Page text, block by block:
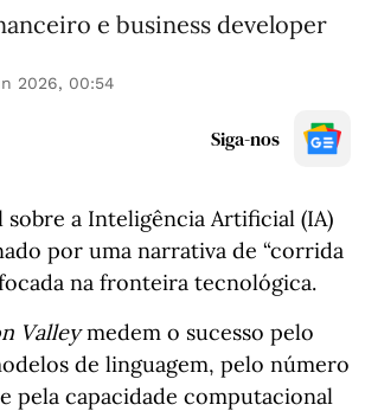
e business developer
2026, 00:54
Siga-nos
sobre a Inteligência Artificial (IA)
por uma narrativa de “corrida
na fronteira tecnológica.
Valleymedem o sucesso pelo
de linguagem, pelo número
pela capacidade computacional